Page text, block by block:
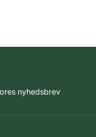
nyhedsbrev